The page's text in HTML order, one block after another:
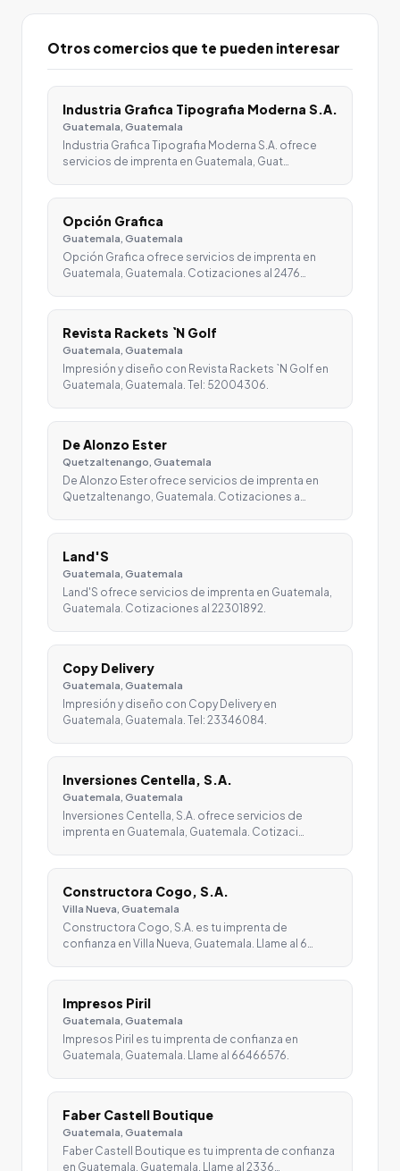
Otros comercios que te pueden interesar
Industria Grafica Tipografia Moderna S.A.
Guatemala, Guatemala
Industria Grafica Tipografia Moderna S.A. ofrece
servicios de imprenta en Guatemala, Guat…
Opción Grafica
Guatemala, Guatemala
Opción Grafica ofrece servicios de imprenta en
Guatemala, Guatemala. Cotizaciones al 2476…
Revista Rackets `N Golf
Guatemala, Guatemala
Impresión y diseño con Revista Rackets `N Golf en
Guatemala, Guatemala. Tel: 52004306.
De Alonzo Ester
Quetzaltenango, Guatemala
De Alonzo Ester ofrece servicios de imprenta en
Quetzaltenango, Guatemala. Cotizaciones a…
Land'S
Guatemala, Guatemala
Land'S ofrece servicios de imprenta en Guatemala,
Guatemala. Cotizaciones al 22301892.
Copy Delivery
Guatemala, Guatemala
Impresión y diseño con Copy Delivery en
Guatemala, Guatemala. Tel: 23346084.
Inversiones Centella, S.A.
Guatemala, Guatemala
Inversiones Centella, S.A. ofrece servicios de
imprenta en Guatemala, Guatemala. Cotizaci…
Constructora Cogo, S.A.
Villa Nueva, Guatemala
Constructora Cogo, S.A. es tu imprenta de
confianza en Villa Nueva, Guatemala. Llame al 6…
Impresos Piril
Guatemala, Guatemala
Impresos Piril es tu imprenta de confianza en
Guatemala, Guatemala. Llame al 66466576.
Faber Castell Boutique
Guatemala, Guatemala
Faber Castell Boutique es tu imprenta de confianza
en Guatemala, Guatemala. Llame al 2336…